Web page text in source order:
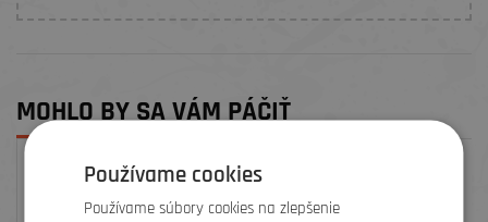
MOHLO BY SA VÁM PÁČIŤ
Používame cookies
Používame súbory cookies na zlepšenie